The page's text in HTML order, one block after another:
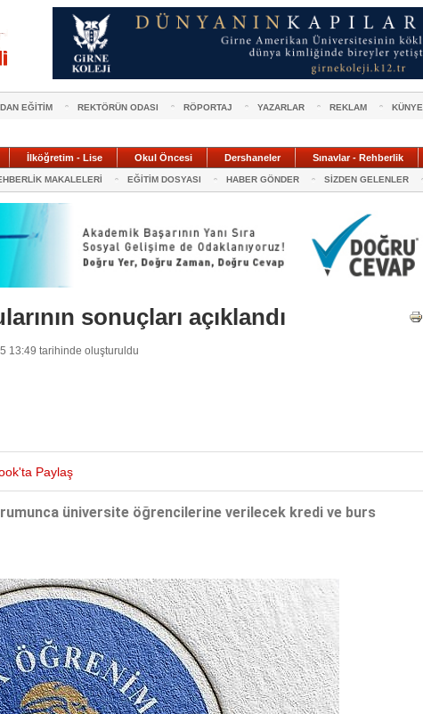
EĞİTİM REKTÖRÜN ODASI RÖPORTAJ YAZARLAR REKLAM KÜNYE
İlköğretim - Lise Okul Öncesi Dershaneler Sınavlar - Rehberlik
MAKALELERİ EĞİTİM DOSYASI HABER GÖNDER SİZDEN GELENLER
sonuçları açıklandı
13:49 tarihinde oluşturuldu
Paylaş
üniversite öğrencilerine verilecek kredi ve burs